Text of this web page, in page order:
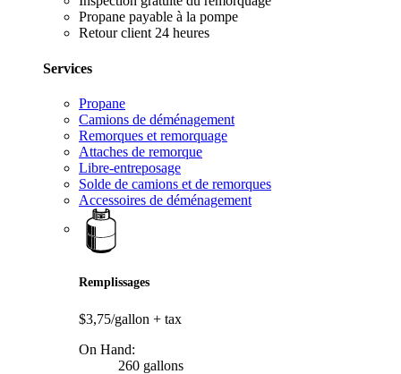
Propane payable à la pompe
Retour client 24 heures
Services
Propane
Camions de déménagement
Remorques et remorquage
Attaches de remorque
Libre-entreposage
Solde de camions et de remorques
Accessoires de déménagement
Remplissages
$3,75/gallon + tax
On Hand:
260 gallons